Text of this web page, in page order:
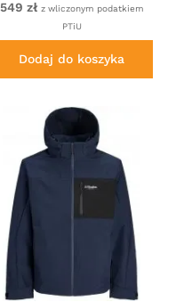
549 zł z wliczonym podatkiem
PTiU
Dodaj do koszyka